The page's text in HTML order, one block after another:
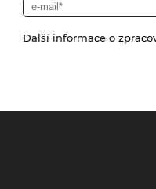
Další informace o